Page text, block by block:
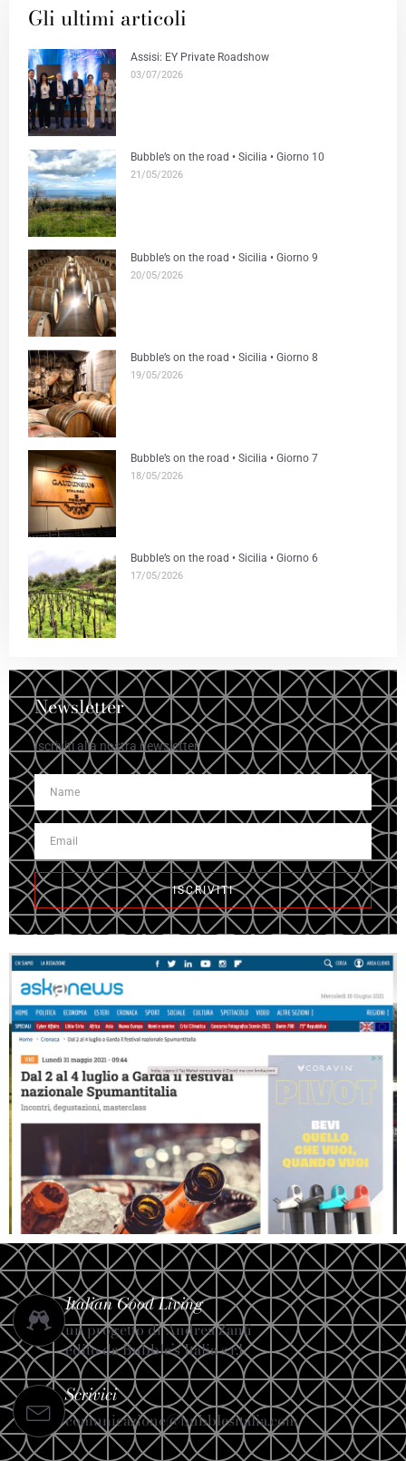
Gli ultimi articoli
Assisi: EY Private Roadshow
03/07/2026
Bubble’s on the road • Sicilia • Giorno 10
21/05/2026
Bubble’s on the road • Sicilia • Giorno 9
20/05/2026
Bubble’s on the road • Sicilia • Giorno 8
19/05/2026
Bubble’s on the road • Sicilia • Giorno 7
18/05/2026
Bubble’s on the road • Sicilia • Giorno 6
17/05/2026
Newsletter
Iscriviti alla nostra newsletter
ISCRIVITI
Italian Good Living
un progetto di Andrea Zanfi
edito da Bubble’s Italia s.r.l.
Scrivici
comunicazione@bubblesitalia.com